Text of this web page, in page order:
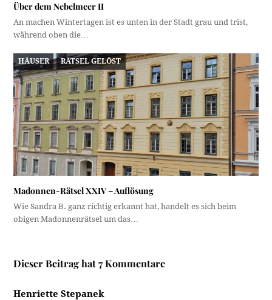
Über dem Nebelmeer II
An machen Wintertagen ist es unten in der Stadt grau und trist,
während oben die…
HÄUSER RÄTSEL GELÖST
Madonnen-Rätsel XXIV – Auflösung
Wie Sandra B. ganz richtig erkannt hat, handelt es sich beim
obigen Madonnenrätsel um das…
Dieser Beitrag hat 7 Kommentare
Henriette Stepanek